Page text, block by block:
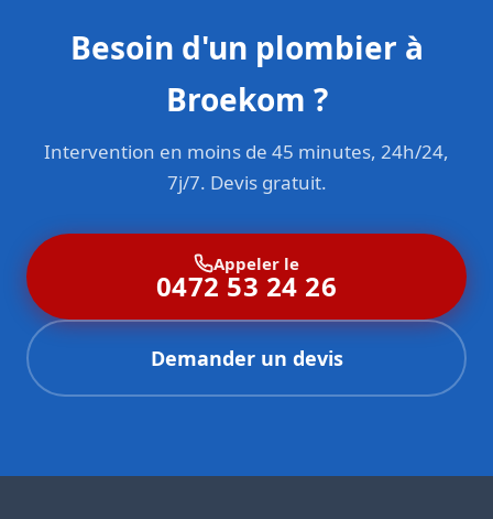
Besoin d'un plombier à
Broekom ?
Intervention en moins de 45 minutes, 24h/24,
7j/7. Devis gratuit.
Appeler le
0472 53 24 26
Demander un devis